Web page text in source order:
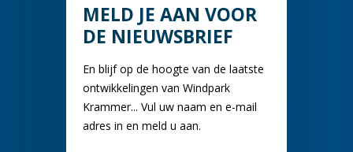
MELD JE AAN VOOR
DE NIEUWSBRIEF
En blijf op de hoogte van de laatste
ontwikkelingen van Windpark
Krammer... Vul uw naam en e-mail
adres in en meld u aan.